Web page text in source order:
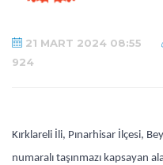
21 MART 2024 08:55
924
Kırklareli İli, Pınarhisar İlçesi,
numaralı taşınmazı kapsayan